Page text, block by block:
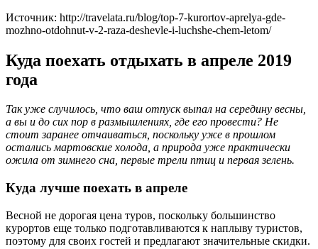
Источник: http://travelata.ru/blog/top-7-kurortov-aprelya-gde-
mozhno-otdohnut-v-2-raza-deshevle-i-luchshe-chem-letom/
Куда поехать отдыхать в апреле 2019
года
Так уже случилось, что ваш отпуск выпал на середину весны,
а вы и до сих пор в размышлениях, где его провести? Не
стоит заранее отчаиваться, поскольку уже в прошлом
остались мартовские холода, а природа уже практически
ожила от зимнего сна, первые трели птиц и первая зелень.
Куда лучше поехать в апреле
Весной не дорогая цена туров, поскольку большинство
курортов еще только подготавливаются к наплыву туристов,
поэтому для своих гостей и предлагают значительные скидки.